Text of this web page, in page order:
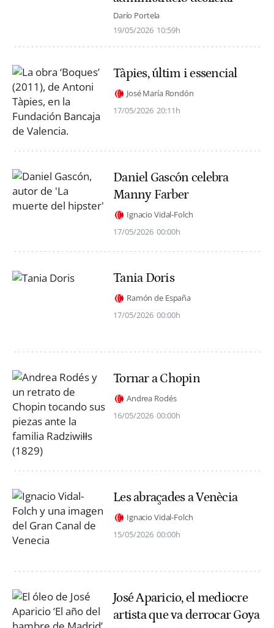
Darío Portela
19/05/2026 10:59h
Tàpies, últim i essencial
José María Rondón
17/05/2026 20:11h
Daniel Gascón celebra
Manny Farber
Ignacio Vidal-Folch
17/05/2026 00:00h
Tania Doris
Ramón de España
17/05/2026 00:00h
Tornar a Chopin
Andrea Rodés
16/05/2026 00:00h
Les abraçades a Venècia
Ignacio Vidal-Folch
15/05/2026 00:00h
José Aparicio, el mediocre
artista que va derrocar Goya